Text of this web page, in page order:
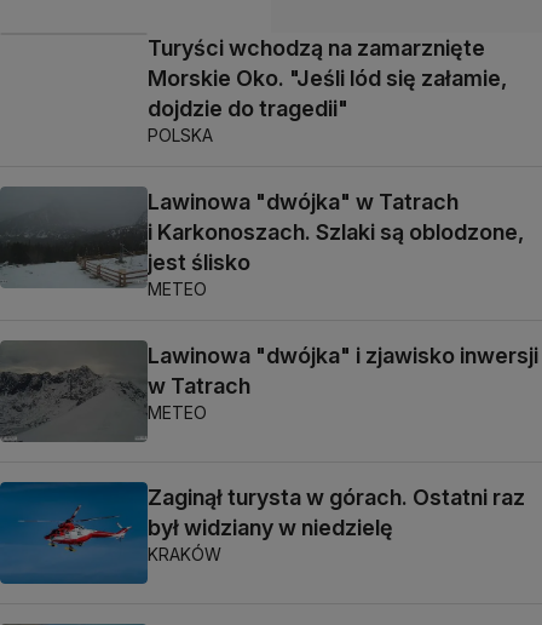
Turyści wchodzą na zamarznięte
Morskie Oko. "Jeśli lód się załamie,
dojdzie do tragedii"
POLSKA
Lawinowa "dwójka" w Tatrach
i Karkonoszach. Szlaki są oblodzone,
jest ślisko
METEO
Lawinowa "dwójka" i zjawisko inwersji
w Tatrach
METEO
Zaginął turysta w górach. Ostatni raz
był widziany w niedzielę
KRAKÓW